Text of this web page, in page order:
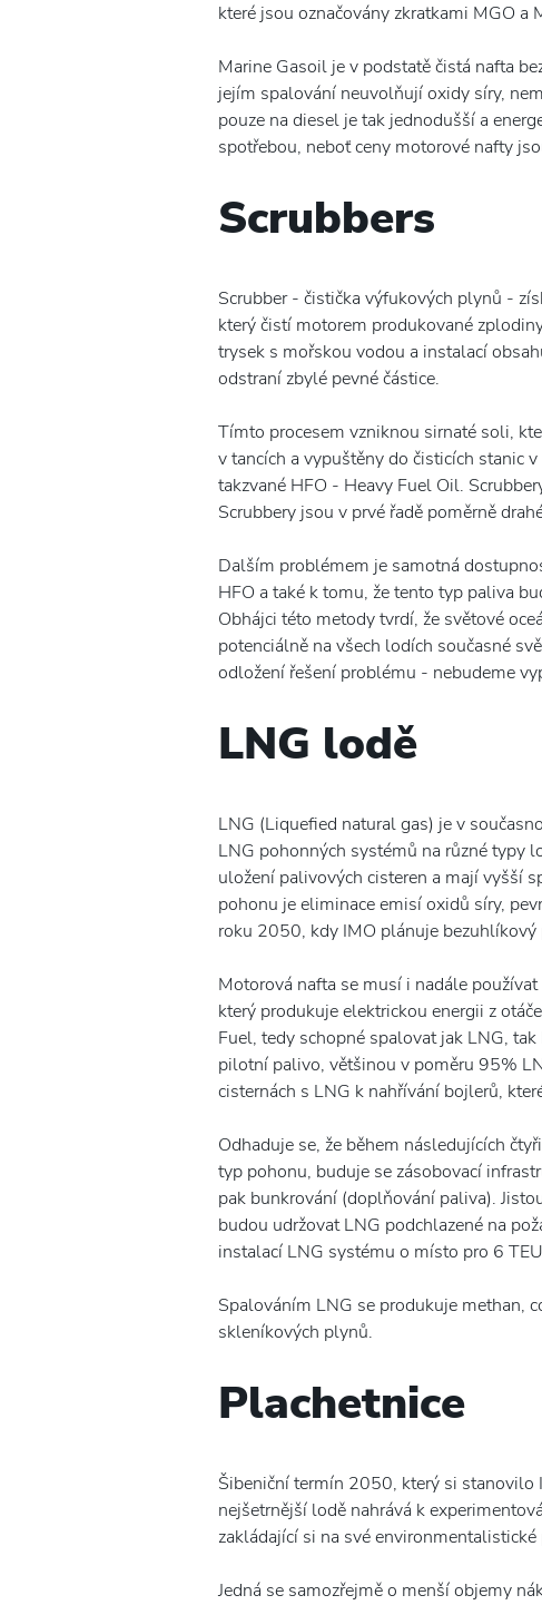
které jsou označovány zkratkami MGO a
Marine Gasoil je v podstatě čistá nafta
jejím spalování neuvolňují oxidy síry,
pouze na diesel je tak jednodušší a
spotřebou, neboť ceny motorové nafty
Scrubbers
Scrubber - čistička výfukových plynů -
který čistí motorem produkované
trysek s mořskou vodou a instalací
odstraní zbylé pevné částice.
Tímto procesem vzniknou sirnaté soli,
v tancích a vypuštěny do čisticích stanic
takzvané HFO - Heavy Fuel Oil.
Scrubbery jsou v prvé řadě poměrně
Dalším problémem je samotná
HFO a také k tomu, že tento typ paliva
Obhájci této metody tvrdí, že světové
potenciálně na všech lodích současné
odložení řešení problému - nebudeme
LNG lodě
LNG (Liquefied natural gas) je v
LNG pohonných systémů na různé typy
uložení palivových cisteren a mají vyšší
pohonu je eliminace emisí oxidů síry,
roku 2050, kdy IMO plánuje
Motorová nafta se musí i nadále
který produkuje elektrickou energii z
Fuel, tedy schopné spalovat jak LNG,
pilotní palivo, většinou v poměru 95%
cisternách s LNG k nahřívání bojlerů,
Odhaduje se, že během následujících
typ pohonu, buduje se zásobovací
pak bunkrování (doplňování paliva).
budou udržovat LNG podchlazené na
instalací LNG systému o místo pro 6
Spalováním LNG se produkuje methan,
skleníkových plynů.
Plachetnice
Šibeniční termín 2050, který si stanovilo
nejšetrnější lodě nahrává k
zakládající si na své
Jedná se samozřejmě o menší objemy